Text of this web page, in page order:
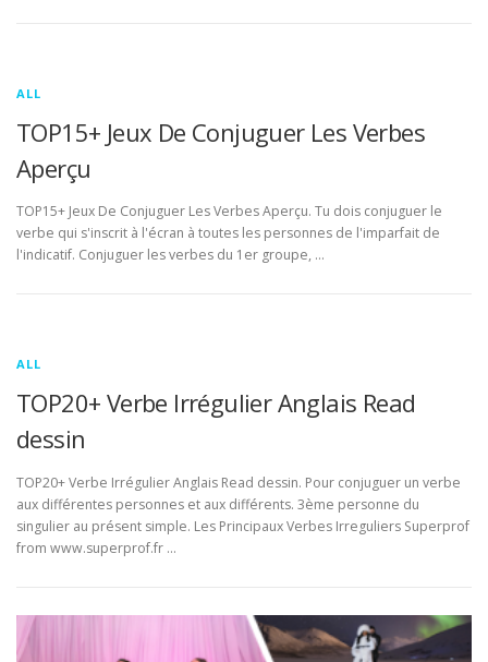
ALL
TOP15+ Jeux De Conjuguer Les Verbes
Aperçu
TOP15+ Jeux De Conjuguer Les Verbes Aperçu. Tu dois conjuguer le
verbe qui s'inscrit à l'écran à toutes les personnes de l'imparfait de
l'indicatif. Conjuguer les verbes du 1er groupe, …
ALL
TOP20+ Verbe Irrégulier Anglais Read
dessin
TOP20+ Verbe Irrégulier Anglais Read dessin. Pour conjuguer un verbe
aux différentes personnes et aux différents. 3ème personne du
singulier au présent simple. Les Principaux Verbes Irreguliers Superprof
from www.superprof.fr …